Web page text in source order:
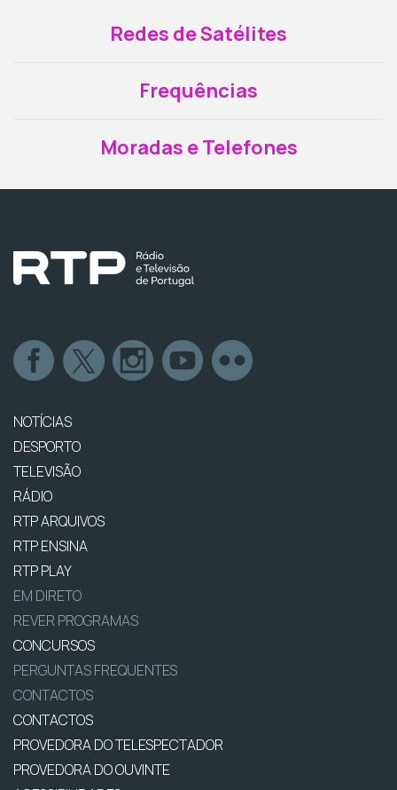
Redes de Satélites
Frequências
Moradas e Telefones
NOTÍCIAS
DESPORTO
TELEVISÃO
RÁDIO
RTP ARQUIVOS
RTP ENSINA
RTP PLAY
EM DIRETO
REVER PROGRAMAS
CONCURSOS
PERGUNTAS FREQUENTES
CONTACTOS
CONTACTOS
PROVEDORA DO TELESPECTADOR
PROVEDORA DO OUVINTE